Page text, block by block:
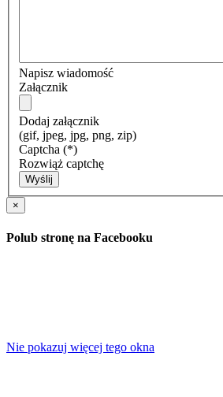
Napisz wiadomość
Załącznik
Dodaj załącznik
(gif, jpeg, jpg, png, zip)
Captcha (*)
Rozwiąż captchę
Wyślij
×
Polub stronę na Facebooku
Nie pokazuj więcej tego okna